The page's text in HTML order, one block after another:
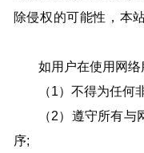
除侵权的可能性，本
如用户在使用网络
（1）不得为任何
（2）遵守所有
序;